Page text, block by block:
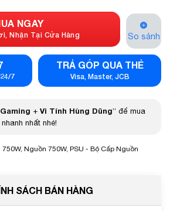
NGAY
Nhận Tại Cửa Hàng So sánh
7
TRẢ GÓP QUA THẺ
Visa, Master, JCB
+ Vi Tính Hùng Dũng” để mua
nhất nhé!
750W, Nguồn 750W, PSU - Bộ Cấp Nguồn
SÁCH BÁN HÀNG